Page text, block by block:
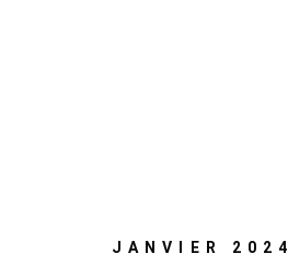
JANVIER 2024